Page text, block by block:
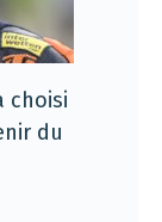
choisi
du